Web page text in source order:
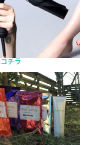
チラ